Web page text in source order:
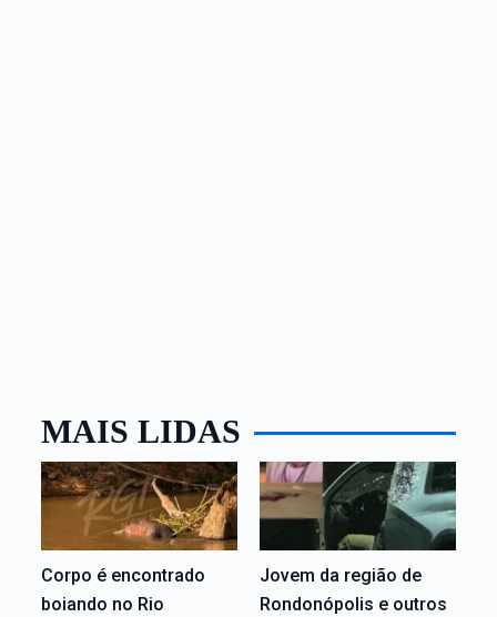
MAIS LIDAS
Corpo é encontrado
boiando no Rio
Jovem da região de
Rondonópolis e outros